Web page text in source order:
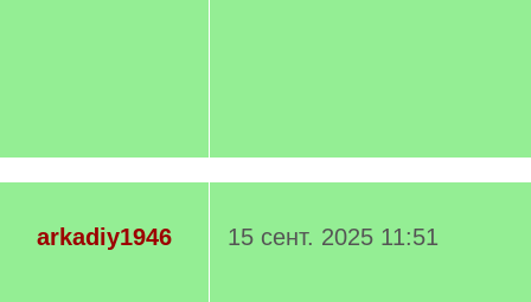
arkadiy1946 15 сент. 2025 11:51